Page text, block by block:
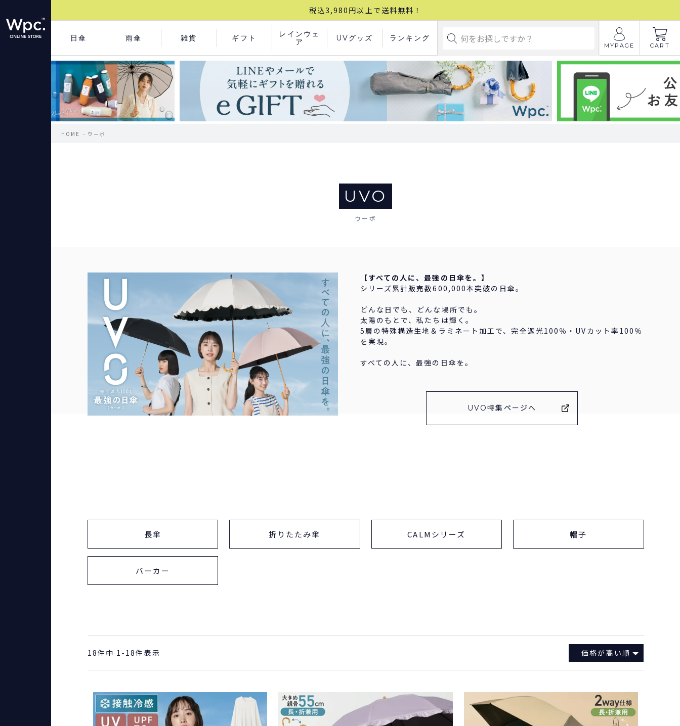
税込3,980円以上で送料無料！
日傘 雨傘 雑貨 ギフト
レインウェ
ア
UVグッズ ランキング
MYPAGE CART
HOME ウーボ
UVO
ウーボ
【すべての人に、最強の日傘を。】
シリーズ累計販売数600,000本突破の日傘。
どんな日でも、どんな場所でも。
太陽のもとで、私たちは輝く。
5層の特殊構造生地＆ラミネート加工で、完全遮光100％・UVカット率100％
を実現。
すべての人に、最強の日傘を。
UVO特集ページへ
長傘 折りたたみ傘 CALMシリーズ 帽子
パーカー
価格が高い順
18件中 1 - 18件表示